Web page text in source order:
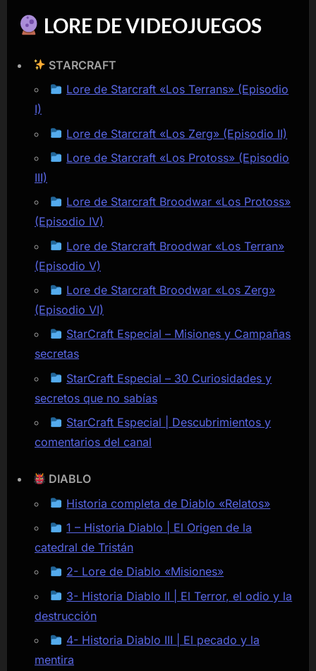
LORE DE VIDEOJUEGOS
STARCRAFT
Lore de Starcraft «Los Terrans» (Episodio
I)
Lore de Starcraft «Los Zerg» (Episodio II)
Lore de Starcraft «Los Protoss» (Episodio
III)
Lore de Starcraft Broodwar «Los Protoss»
(Episodio IV)
Lore de Starcraft Broodwar «Los Terran»
(Episodio V)
Lore de Starcraft Broodwar «Los Zerg»
(Episodio VI)
StarCraft Especial – Misiones y Campañas
secretas
StarCraft Especial – 30 Curiosidades y
secretos que no sabías
StarCraft Especial | Descubrimientos y
comentarios del canal
DIABLO
Historia completa de Diablo «Relatos»
1 – Historia Diablo | El Origen de la
catedral de Tristán
2- Lore de Diablo «Misiones»
3- Historia Diablo II | El Terror, el odio y la
destrucción
4- Historia Diablo III | El pecado y la
mentira